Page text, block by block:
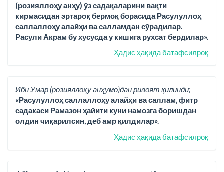
(розияллоҳу анҳу) ўз садақаларини вақти
кирмасидан эртароқ бермоқ борасида Расулуллоҳ
саллаллоҳу алайҳи ва салламдан сўрадилар.
Расули Акрам бу хусусда у кишига рухсат бердилар».
Ҳадис ҳақида батафсилроқ
Ибн Умар (розияллоҳу анҳумо)дан ривоят қилинди;
«Расулуллоҳ саллаллоҳу алайҳи ва саллам, фитр
садакаси Рамазон ҳайити куни намозга боришдан
олдин чиқарилсин, деб амр қилдилар».
Ҳадис ҳақида батафсилроқ